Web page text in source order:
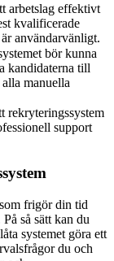
arbetslag effektivt
kvalificerade
användarvänligt.
bör kunna
kandidaterna till
manuella
rekryteringssystem
support
frigör din tid
så sätt kan du
systemet göra ett
du och